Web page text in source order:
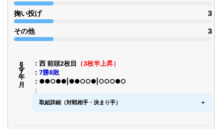
掬い投げ 3
その他 3
令8年7月 西 前頭2枚目
（3枚半上昇）
7勝8敗
●●○●●|●●○○●|○○○●○
取組詳細（対戦相手・決まり手）